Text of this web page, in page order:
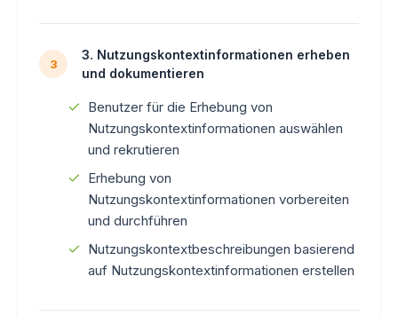
3
3. Nutzungskontextinformationen erheben
und dokumentieren
Benutzer für die Erhebung von
Nutzungskontextinformationen auswählen
und rekrutieren
Erhebung von
Nutzungskontextinformationen vorbereiten
und durchführen
Nutzungskontextbeschreibungen basierend
auf Nutzungskontextinformationen erstellen